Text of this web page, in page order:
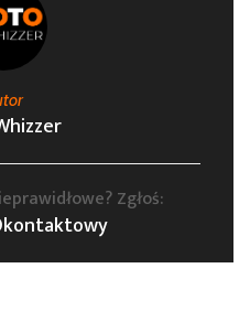
Zgłoś: